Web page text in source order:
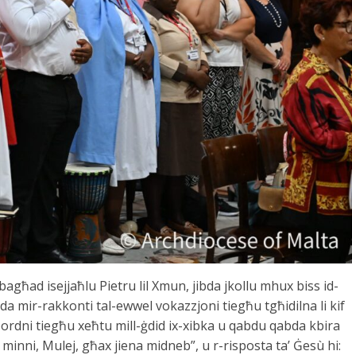
isejjaħlu Pietru lil Xmun, jibda jkollu mhux biss id-
mir-rakkonti tal-ewwel vokazzjoni tiegħu tgħidilna li kif
tiegħu xeħtu mill-ġdid ix-xibka u qabdu qabda kbira
Mulej, għax jiena midneb”, u r-risposta ta’ Ġesù hi: